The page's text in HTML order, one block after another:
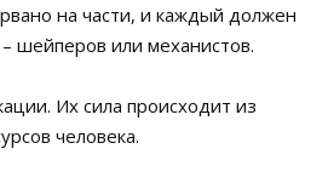
на части, и каждый должен
шейперов или механистов.
Их сила происходит из
человека.